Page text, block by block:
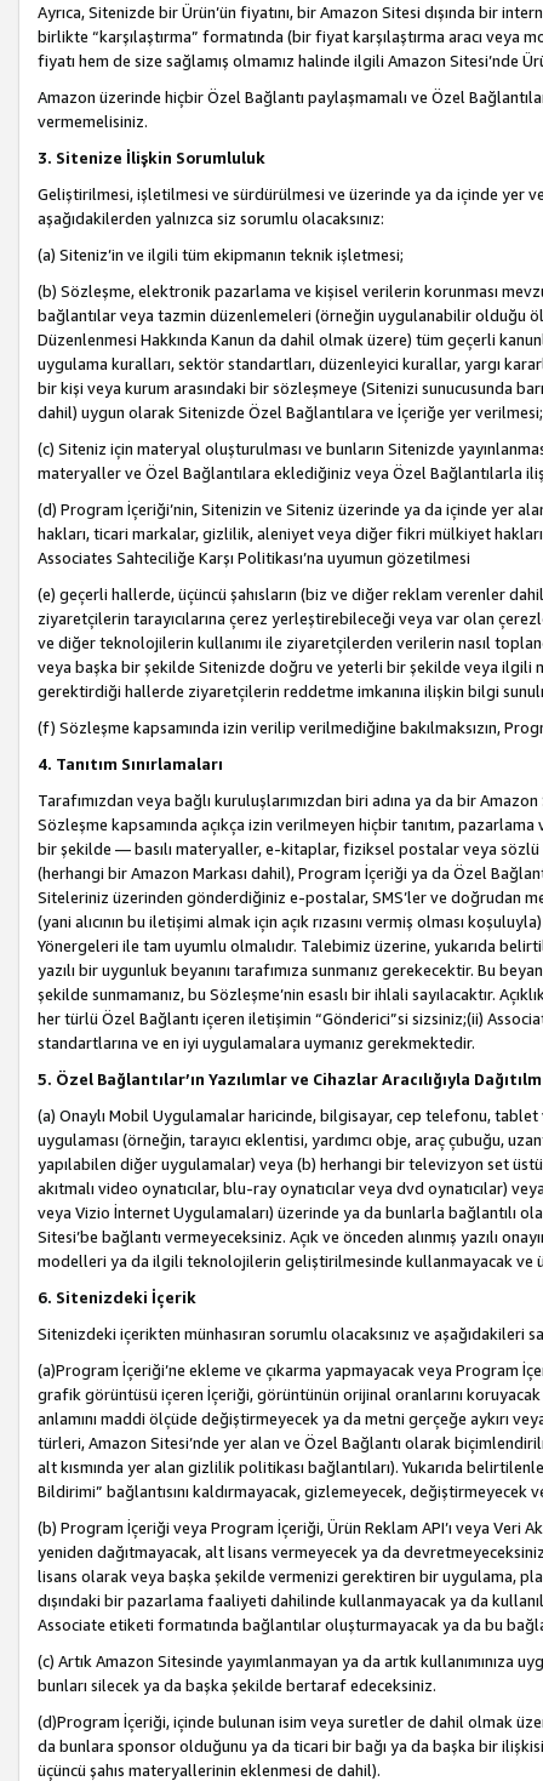
Ayrıca, Sitenizde bir Ürün’ün fiyatını, bir Amazon Sitesi dışında bir
birlikte “karşılaştırma” formatında (bir fiyat karşılaştırma aracı veya
fiyatı hem de size sağlamış olmamız halinde ilgili Amazon Sitesi’nde
Amazon üzerinde hiçbir Özel Bağlantı paylaşmamalı ve Özel
vermemelisiniz.
3. Sitenize İlişkin Sorumluluk
Geliştirilmesi, işletilmesi ve sürdürülmesi ve üzerinde ya da içinde yer
aşağıdakilerden yalnızca siz sorumlu olacaksınız:
(a) Siteniz’in ve ilgili tüm ekipmanın teknik işletmesi;
(b) Sözleşme, elektronik pazarlama ve kişisel verilerin korunması
bağlantılar veya tazmin düzenlemeleri (örneğin uygulanabilir olduğu
Düzenlenmesi Hakkında Kanun da dahil olmak üzere) tüm geçerli
uygulama kuralları, sektör standartları, düzenleyici kurallar, yargı
bir kişi veya kurum arasındaki bir sözleşmeye (Sitenizi sunucusunda
dahil) uygun olarak Sitenizde Özel Bağlantılara ve İçeriğe yer verilmesi;
(c) Siteniz için materyal oluşturulması ve bunların Sitenizde
materyaller ve Özel Bağlantılara eklediğiniz veya Özel Bağlantılarla
(d) Program İçeriği’nin, Sitenizin ve Siteniz üzerinde ya da içinde yer
hakları, ticari markalar, gizlilik, aleniyet veya diğer fikri mülkiyet
Associates Sahteciliğe Karşı Politikası’na uyumun gözetilmesi
(e) geçerli hallerde, üçüncü şahısların (biz ve diğer reklam verenler
ziyaretçilerin tarayıcılarına çerez yerleştirebileceği veya var olan
ve diğer teknolojilerin kullanımı ile ziyaretçilerden verilerin nasıl
veya başka bir şekilde Sitenizde doğru ve yeterli bir şekilde veya ilgili
gerektirdiği hallerde ziyaretçilerin reddetme imkanına ilişkin bilgi
(f) Sözleşme kapsamında izin verilip verilmediğine bakılmaksızın,
4. Tanıtım Sınırlamaları
Tarafımızdan veya bağlı kuruluşlarımızdan biri adına ya da bir
Sözleşme kapsamında açıkça izin verilmeyen hiçbir tanıtım,
bir şekilde — basılı materyaller, e-kitaplar, fiziksel postalar veya sözlü
(herhangi bir Amazon Markası dahil), Program İçeriği ya da Özel
Siteleriniz üzerinden gönderdiğiniz e-postalar, SMS’ler ve doğrudan
(yani alıcının bu iletişimi almak için açık rızasını vermiş olması
Yönergeleri ile tam uyumlu olmalıdır. Talebimiz üzerine, yukarıda
yazılı bir uygunluk beyanını tarafımıza sunmanız gerekecektir. Bu
şekilde sunmamanız, bu Sözleşme’nin esaslı bir ihlali sayılacaktır.
her türlü Özel Bağlantı içeren iletişimin “Gönderici”si sizsiniz;(ii)
standartlarına ve en iyi uygulamalara uymanız gerekmektedir.
5. Özel Bağlantılar’ın Yazılımlar ve Cihazlar Aracılığıyla
(a) Onaylı Mobil Uygulamalar haricinde, bilgisayar, cep telefonu,
uygulaması (örneğin, tarayıcı eklentisi, yardımcı obje, araç çubuğu,
yapılabilen diğer uygulamalar) veya (b) herhangi bir televizyon set
akıtmalı video oynatıcılar, blu-ray oynatıcılar veya dvd oynatıcılar)
veya Vizio İnternet Uygulamaları) üzerinde ya da bunlarla bağlantılı
Sitesi’be bağlantı vermeyeceksiniz. Açık ve önceden alınmış yazılı
modelleri ya da ilgili teknolojilerin geliştirilmesinde kullanmayacak ve
6. Sitenizdeki İçerik
Sitenizdeki içerikten münhasıran sorumlu olacaksınız ve aşağıdakileri
(a)Program İçeriği’ne ekleme ve çıkarma yapmayacak veya Program
grafik görüntüsü içeren İçeriği, görüntünün orijinal oranlarını
anlamını maddi ölçüde değiştirmeyecek ya da metni gerçeğe aykırı
türleri, Amazon Sitesi’nde yer alan ve Özel Bağlantı olarak
alt kısmında yer alan gizlilik politikası bağlantıları). Yukarıda
Bildirimi” bağlantısını kaldırmayacak, gizlemeyecek,
(b) Program İçeriği veya Program İçeriği, Ürün Reklam API’ı veya Veri
yeniden dağıtmayacak, alt lisans vermeyecek ya da
lisans olarak veya başka şekilde vermenizi gerektiren bir uygulama,
dışındaki bir pazarlama faaliyeti dahilinde kullanmayacak ya da
Associate etiketi formatında bağlantılar oluşturmayacak ya da bu
(c) Artık Amazon Sitesinde yayımlanmayan ya da artık kullanımınıza
bunları silecek ya da başka şekilde bertaraf edeceksiniz.
(d)Program İçeriği, içinde bulunan isim veya suretler de dahil olmak
da bunlara sponsor olduğunu ya da ticari bir bağı ya da başka bir
üçüncü şahıs materyallerinin eklenmesi de dahil).